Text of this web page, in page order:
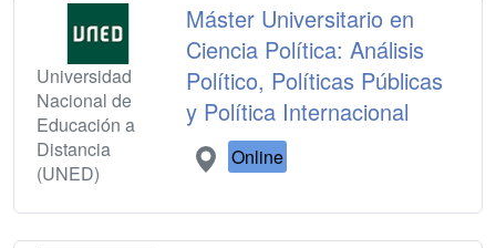
Universidad
Nacional de
Educación a
Distancia
(UNED)
Máster Universitario en
Ciencia Política: Análisis
Político, Políticas Públicas
y Política Internacional
Online